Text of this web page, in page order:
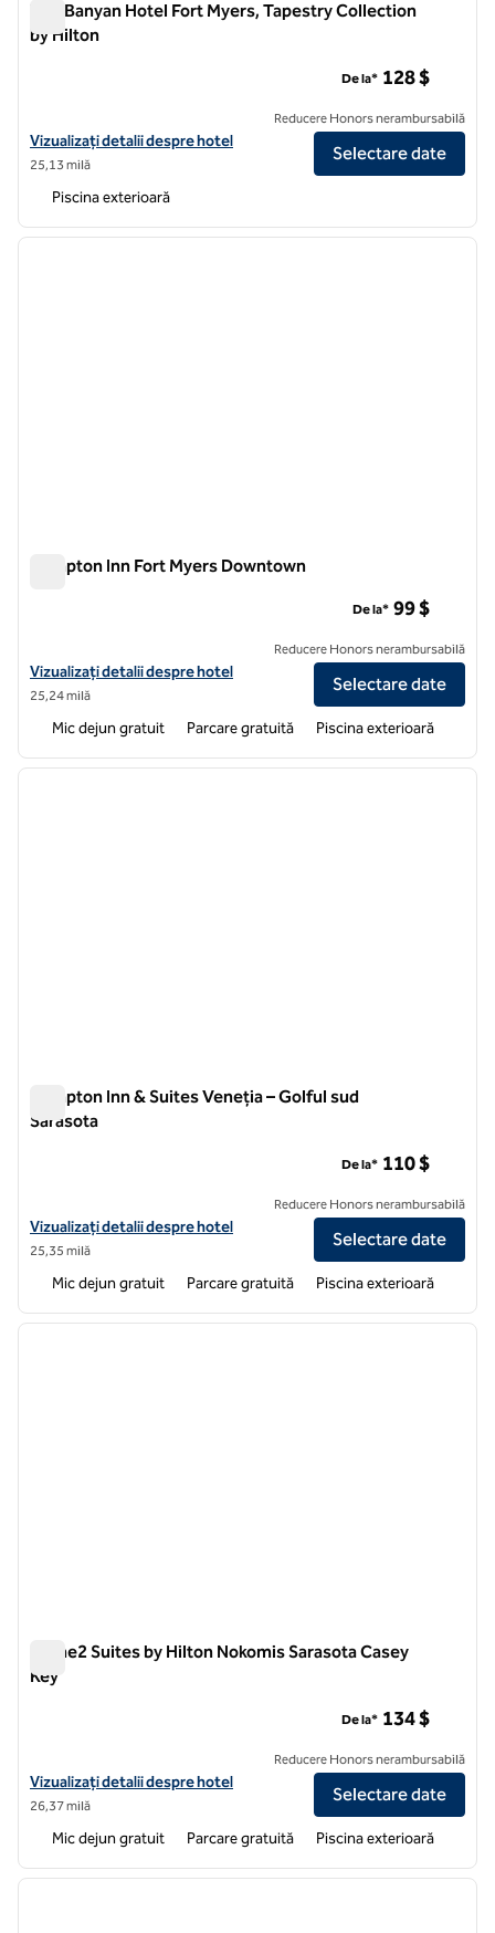
The Banyan Hotel Fort Myers, Tapestry Collection
by Hilton
Vizualizați detaliile hotelului pentru The Banyan Hotel Fort Myers,
Vizualizați detalii despre hotel
25,13 milă
De la* 128 $
Reducere Honors nerambursabilă
Selectare date
Piscina exterioară
1 din 12
Hampton Inn Fort Myers Downtown
Vizualizați detaliile hotelului Hampton Inn Fort Myers Downtown
Vizualizați detalii despre hotel
25,24 milă
De la* 99 $
Reducere Honors nerambursabilă
Selectare date
Mic dejun gratuit Parcare gratuită Piscina exterioară
1 din 12
Hampton Inn & Suites Veneția – Golful sud
Sarasota
Vizualizați detaliile hotelului Hampton Inn & Suites Veneția, la malul
Vizualizați detalii despre hotel
25,35 milă
De la* 110 $
Reducere Honors nerambursabilă
Selectare date
Mic dejun gratuit Parcare gratuită Piscina exterioară
1 din 12
Home2 Suites by Hilton Nokomis Sarasota Casey
Key
Vizualizați detaliile hotelului pentru Home2 Suites by Hilton Nokomis
Vizualizați detalii despre hotel
26,37 milă
De la* 134 $
Reducere Honors nerambursabilă
Selectare date
Mic dejun gratuit Parcare gratuită Piscina exterioară
1 din 12